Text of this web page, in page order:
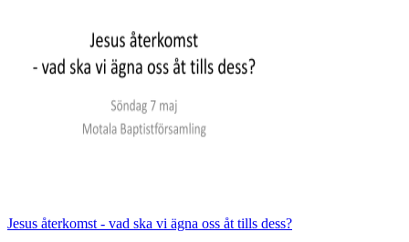
Jesus återkomst - vad ska vi ägna oss åt tills dess?